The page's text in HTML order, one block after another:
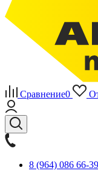
Сравнение0
8 (964) 086 66-39